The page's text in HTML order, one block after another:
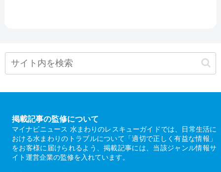
掲載記事の監修について
マイナビニュース 水まわりのレスキューガイドでは、日常生活に
おける水まわりのトラブルについて「適切で正しく有益な情報」
をお客様に届けられるよう、掲載記事には、当該ジャンル情報サ
イト運営企業の監修を入れています。